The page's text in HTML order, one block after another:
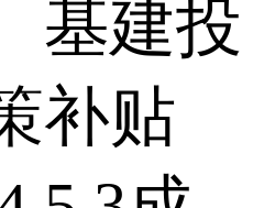
基建投
补贴